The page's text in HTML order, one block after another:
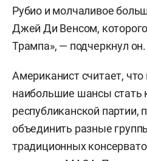
Рубио и молчаливое
Джей Ди Венсом,
Трампа», — подчеркнул он.
Американист считает,
наибольшие шансы стать
республиканской партии,
объединить разные
традиционных